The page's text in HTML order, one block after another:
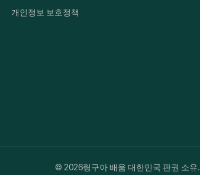
개인정보 보호정책
© 2026링구아 배움 대한민국 판권 소유.